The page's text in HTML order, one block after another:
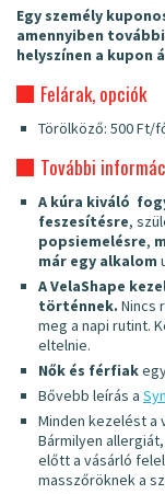
Egy személy
amennyiben
helyszínen a kupon
Felárak, opciók
Törölköző: 500 Ft/
További
A kúra kiváló
feszesítésre,
popsiemelésre,
már egy alkalom
A VelaShape
történnek. Nincs
meg a napi rutint.
eltelnie.
Nők és férfiak
Bővebb leírás a
Minden kezelést a
Bármilyen
előtt a vásárló
masszőröknek a